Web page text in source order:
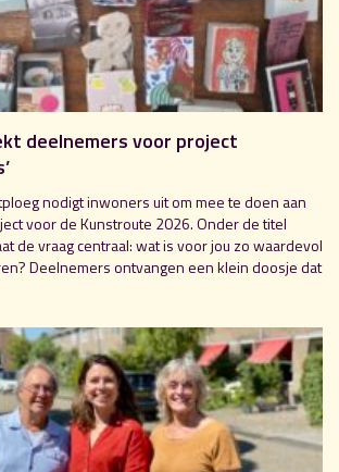
deelnemers voor project
nodigt inwoners uit om mee te doen aan
voor de Kunstroute 2026. Onder de titel
de vraag centraal: wat is voor jou zo waardevol
Deelnemers ontvangen een klein doosje dat